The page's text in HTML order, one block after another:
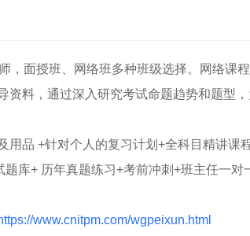
，面授班、网络班多种班级选择。网络课
资料，通过深入研究考试命题趋势和题型
用品 +针对个人的复习计划+全科目精讲课
库+ 历年真题练习+考前冲刺+班主任一对
www.cnitpm.com/wgpeixun.html